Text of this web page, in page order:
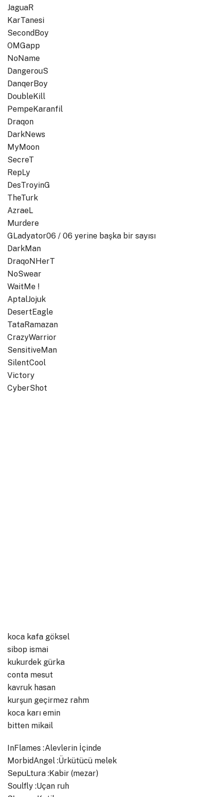
JaguaR
KarTanesi
SecondBoy
OMGapp
NoName
DangerouS
DanqerBoy
DoubleKill
PempeKaranfil
Draqon
DarkNews
MyMoon
SecreT
RepLy
DesTroyinG
TheTurk
AzraeL
Murdere
GLadyator06 / 06 yerine başka bir sayısı
DarkMan
DraqoNHerT
NoSwear
WaitMe !
AptalJojuk
DesertEagle
TataRamazan
CrazyWarrior
SensitiveMan
SilentCool
Victory
CyberShot
koca kafa göksel
sibop ismai
kukurdek gürka
conta mesut
kavruk hasan
kurşun geçirmez rahm
koca karı emin
bitten mikail
InFlames :Alevlerin İçinde
MorbidAngel :Ürkütücü melek
SepuLtura :Kabir (mezar)
Soulfly :Uçan ruh